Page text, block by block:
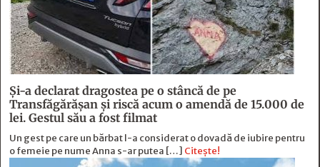
Și-a declarat dragostea pe o stâncă de pe
Transfăgărășan și riscă acum o amendă de 15.000 de
lei. Gestul său a fost filmat
Un gest pe care un bărbat l-a considerat o dovadă de iubire pentru
o femeie pe nume Anna s-ar putea […] Citește!